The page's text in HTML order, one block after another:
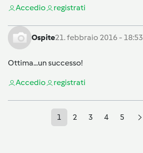
Accedio registrati
Ospite21. febbraio 2016 - 18:53
Ottima...un successo!
Accedio registrati
1 2 3 4 5